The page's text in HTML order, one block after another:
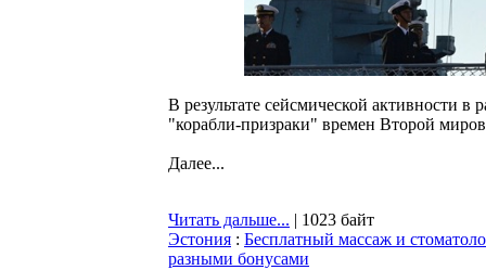
В результате сейсмической активности
"корабли-призраки" времен Второй
Далее...
Читать дальше... | 1023 байт
Эстония : Бесплатный массаж и
разными бонусами